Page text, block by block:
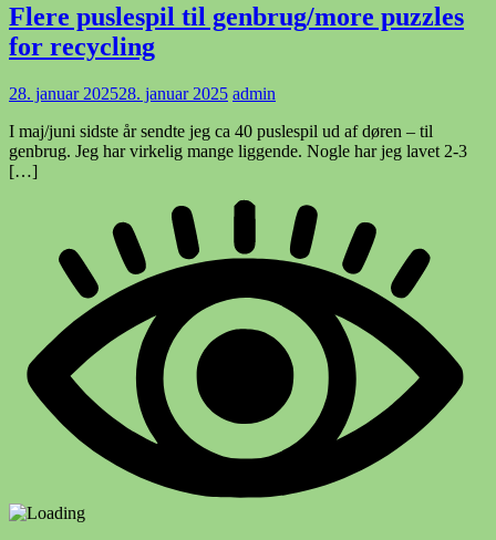
Flere puslespil til genbrug/more puzzles
for recycling
28. januar 202528. januar 2025 admin
I maj/juni sidste år sendte jeg ca 40 puslespil ud af døren – til
genbrug. Jeg har virkelig mange liggende. Nogle har jeg lavet 2-3
[…]